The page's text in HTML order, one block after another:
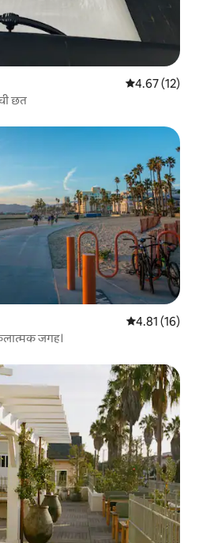
औसत रेटिंग 5 में
4.67 (12)
छत
औसत रेटिंग 5 में
4.81 (16)
जगह।